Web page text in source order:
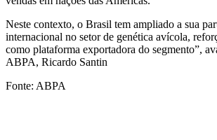
Neste contexto, o Brasil tem ampliado a sua
internacional no setor de genética avícola,
como plataforma exportadora do segmento”,
ABPA, Ricardo Santin
Fonte: ABPA